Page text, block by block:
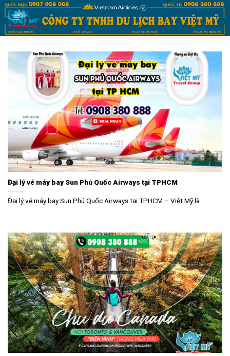
Bỏ
qua
nội
Đại lý vé máy bay Sun Phú Quốc Airways tại TPHCM
Đại lý vé máy bay Sun Phú Quốc Airways tại TPHCM – Việt Mỹ là